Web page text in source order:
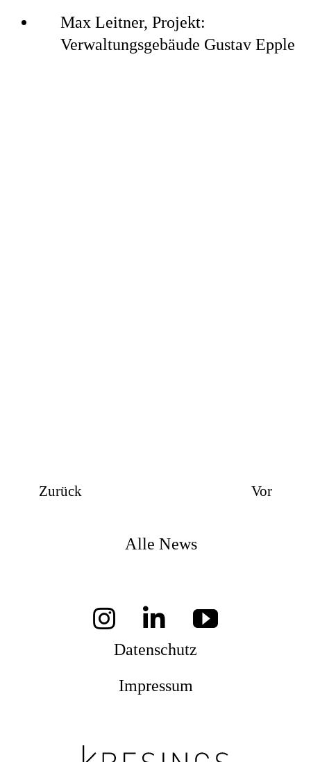
Max Leitner, Projekt:
Verwaltungsgebäude Gustav Epple
Zurück Vor
Alle News
Datenschutz
Impressum